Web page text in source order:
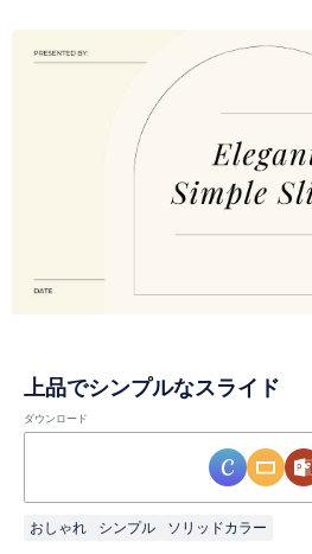
上品でシンプルなスライド
ダウンロード
おしゃれ シンプル ソリッドカラー